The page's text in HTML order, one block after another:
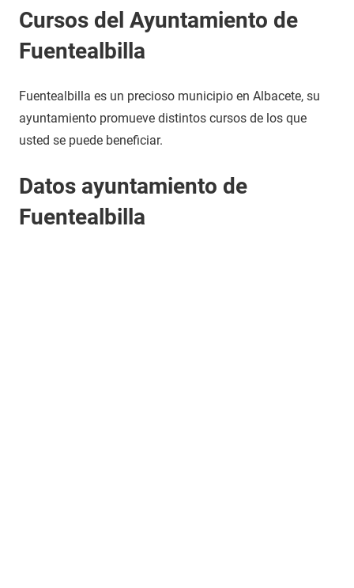
Cursos del Ayuntamiento de
Fuentealbilla
Fuentealbilla es un precioso municipio en Albacete, su
ayuntamiento promueve distintos cursos de los que
usted se puede beneficiar.
Datos ayuntamiento de
Fuentealbilla